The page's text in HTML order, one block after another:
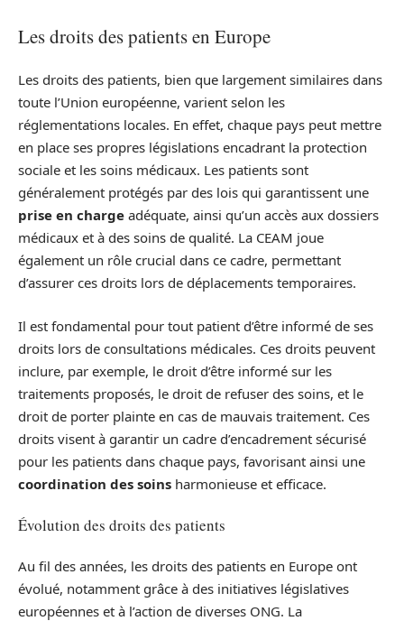
Les droits des patients en Europe
Les droits des patients, bien que largement similaires dans
toute l’Union européenne, varient selon les
réglementations locales. En effet, chaque pays peut mettre
en place ses propres législations encadrant la protection
sociale et les soins médicaux. Les patients sont
généralement protégés par des lois qui garantissent une
prise en charge adéquate, ainsi qu’un accès aux dossiers
médicaux et à des soins de qualité. La CEAM joue
également un rôle crucial dans ce cadre, permettant
d’assurer ces droits lors de déplacements temporaires.
Il est fondamental pour tout patient d’être informé de ses
droits lors de consultations médicales. Ces droits peuvent
inclure, par exemple, le droit d’être informé sur les
traitements proposés, le droit de refuser des soins, et le
droit de porter plainte en cas de mauvais traitement. Ces
droits visent à garantir un cadre d’encadrement sécurisé
pour les patients dans chaque pays, favorisant ainsi une
coordination des soins harmonieuse et efficace.
Évolution des droits des patients
Au fil des années, les droits des patients en Europe ont
évolué, notamment grâce à des initiatives législatives
européennes et à l’action de diverses ONG. La